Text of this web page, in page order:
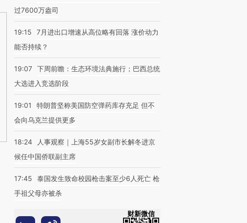
过7600万盎司
19:15
7月进出口增速从高位略有回落 涨价动力
能否持续？
19:07 下周前瞻：生态环境法典施行；巴西总统
大选进入竞选阶段
19:01
特朗普坚称美国防空弹药库存充足 但不
会向乌克兰提供更多
18:24
人事观察｜上海55岁女副市长解冬进京
候任中国侨联副主席
17:45
泰国发生致命校园枪击案至少6人死亡 枪
手祖父母亦被杀
财新微信